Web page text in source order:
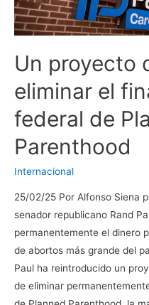
Un proyecto
eliminar el
federal de
Parenthood
Internacional
25/02/25 Por Alfonso Siena
senador republicano Rand
permanentemente el dinero
de abortos más grande del
Paul ha reintroducido un
de eliminar